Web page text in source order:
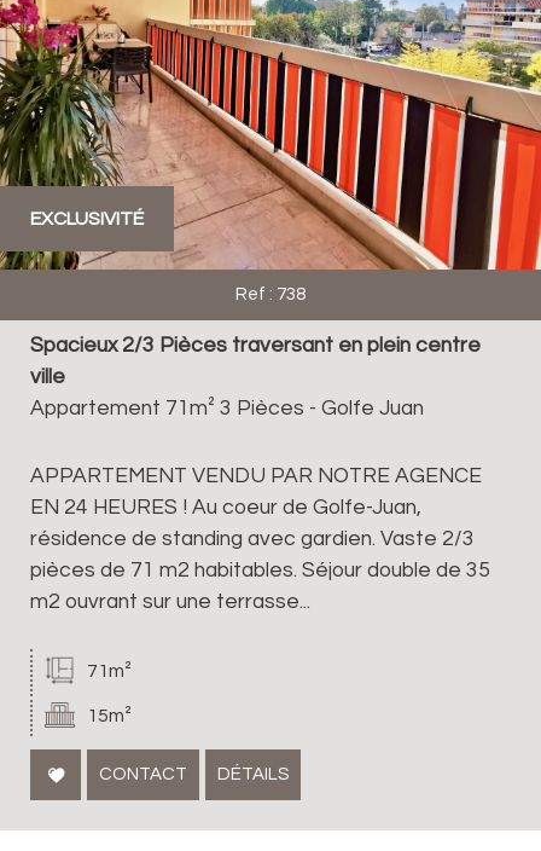
EXCLUSIVITÉ
Ref : 738
Spacieux 2/3 Pièces traversant en plein centre
ville
Appartement 71m² 3 Pièces - Golfe Juan
APPARTEMENT VENDU PAR NOTRE AGENCE
EN 24 HEURES ! Au coeur de Golfe-Juan,
résidence de standing avec gardien. Vaste 2/3
pièces de 71 m2 habitables. Séjour double de 35
m2 ouvrant sur une terrasse...
71m²
15m²
CONTACT DÉTAILS